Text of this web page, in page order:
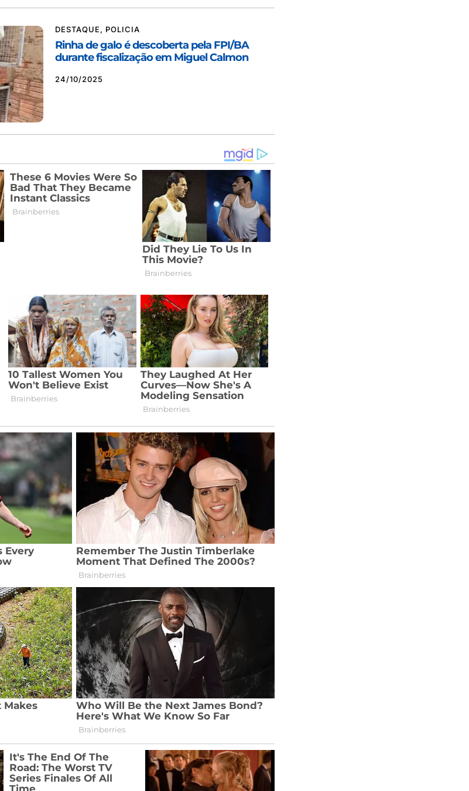
DESTAQUE, POLICIA
Rinha de galo é descoberta pela FPI/BA
durante fiscalização em Miguel Calmon
24/10/2025